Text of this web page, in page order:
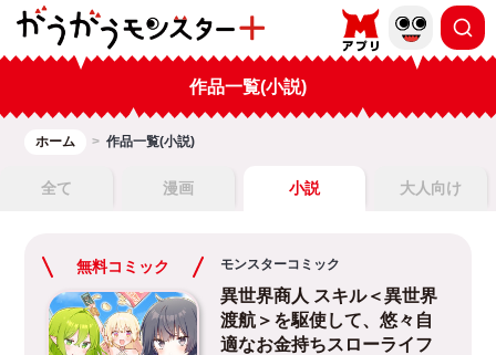
作品一覧(小説)
ホーム 作品一覧(小説)
全て 漫画 小説 大人向け
無料コミック モンスターコミック
異世界商人 スキル＜異世界
渡航＞を駆使して、悠々自
適なお金持ちスローライフ